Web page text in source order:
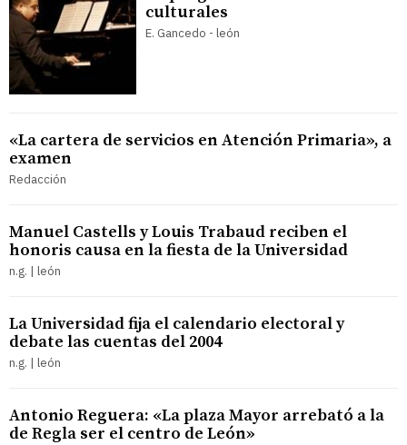
culturales
E. Gancedo - león
«La cartera de servicios en Atención Primaria», a
examen
Redacción
Manuel Castells y Louis Trabaud reciben el
honoris causa en la fiesta de la Universidad
n.g. | león
La Universidad fija el calendario electoral y
debate las cuentas del 2004
n.g. | león
Antonio Reguera: «La plaza Mayor arrebató a la
de Regla ser el centro de León»